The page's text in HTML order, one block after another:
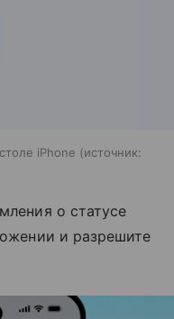
iPhone
источник:
о статусе
и разрешите